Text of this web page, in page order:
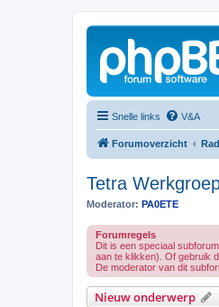
Snelle links V&A
Forumoverzicht
Tetra
Moderator: PA0ETE
Forumregels
Dit is een speciaal
aan te klikken). Of gebruik
De moderator van dit
Nieuw onderwerp